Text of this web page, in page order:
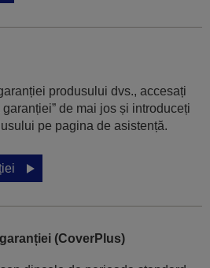
produsului dvs., accesați
de mai jos și introduceți
pe pagina de asistență.
(CoverPlus)